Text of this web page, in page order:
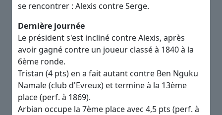
se rencontrer : Alexis contre Serge.
Dernière journée
Le président s'est incliné contre Alexis, après
avoir gagné contre un joueur classé à 1840 à la
6ème ronde.
Tristan (4 pts) en a fait autant contre Ben Nguku
Namale (club d'Evreux) et termine à la 13ème
place (perf. à 1869).
Arbian occupe la 7ème place avec 4,5 pts (perf. à